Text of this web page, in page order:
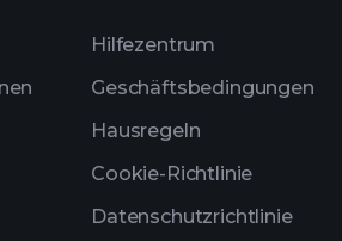
Hilfezentrum
Geschäftsbedingungen
Hausregeln
Cookie-Richtlinie
Datenschutzrichtlinie